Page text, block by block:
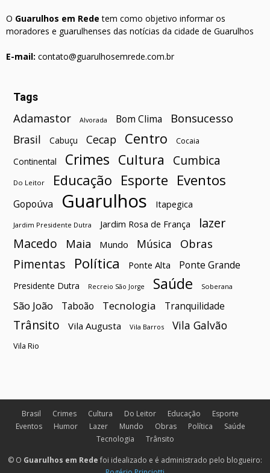
O Guarulhos em Rede tem como objetivo informar os
moradores e guarulhenses das notícias da cidade de Guarulhos
E-mail: contato@guarulhosemrede.com.br
Tags
Adamastor Alvorada Bom Clima Bonsucesso
Brasil Cabuçu Cecap Centro Cocaia
Continental Crimes Cultura Cumbica
Do Leitor Educação Esporte Eventos
Gopoúva Guarulhos Itapegica
Jardim Presidente Dutra Jardim Rosa de França
lazer
Macedo
Maia Mundo Música Obras
Pimentas Política Ponte Alta Ponte Grande
Presidente Dutra Recreio São Jorge Saúde Soberana
São João Taboão Tecnologia Tranquilidade
Trânsito Vila Augusta Vila Barros Vila Galvão
Vila Rio
Brasil Crimes Cultura Do Leitor Educação
Esporte
Eventos
Humor Lazer Mundo Obras Política
Saúde
Tecnologia
Trânsito
© O Guarulhos em Rede foi idealizado e é administrado pelo blogueiro: